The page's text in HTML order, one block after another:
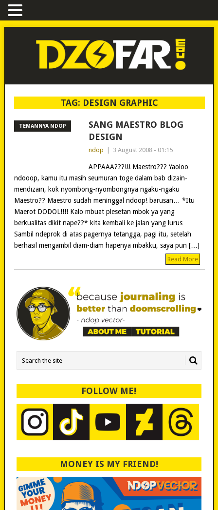
TAG: DESIGN GRAPHIC
TEMANNYA NDOP
SANG MAESTRO BLOG
DESIGN
ndop 3 August 2008 - 01:15
APPAAA???!!! Maestro??? Yaoloo
ndooop, kamu itu masih seumuran toge dalam bab dizain-
mendizain, kok nyombong-nyombongnya ngaku-ngaku
Maestro?? Maestro sudah meninggal ndoop! barusan… *Itu
Maerot DODOL!!!! Kalo mbuat plesetan mbok ya yang
berkualitas dikit nape??* kita kembali ke jalan yang lurus…
Sambil ndeprok di atas pagernya tetangga, pagi itu, setelah
berhasil mengambil diam-diam hapenya mbakku, saya pun […]
Read More
FOLLOW ME!
MONEY IS MY FRIEND!